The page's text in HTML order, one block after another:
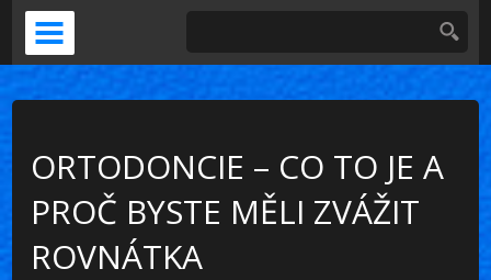
DOČASNÁ NÁHRADA
KERAMICKÁ KORUNKA
VENEERS
ORTODONCIE – CO TO JE A
PROČ BYSTE MĚLI ZVÁŽIT
ROVNÁTKA